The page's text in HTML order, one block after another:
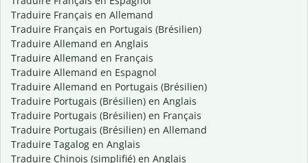
Traduire Français en Allemand
Traduire Français en Portugais (Brésilien)
Traduire Allemand en Anglais
Traduire Allemand en Français
Traduire Allemand en Espagnol
Traduire Allemand en Portugais (Brésilien)
Traduire Portugais (Brésilien) en Anglais
Traduire Portugais (Brésilien) en Français
Traduire Portugais (Brésilien) en Allemand
Traduire Tagalog en Anglais
Traduire Chinois (simplifié) en Anglais